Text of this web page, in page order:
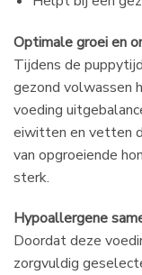
Optimale groei en
Tijdens de
gezond volwassen
voeding
eiwitten en vetten
van opgroeiende
sterk.
Hypoallergene
Doordat deze
zorgvuldig